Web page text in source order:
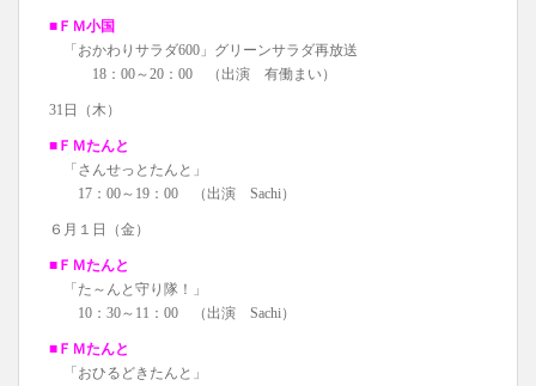
■ＦＭ小国
「おかわりサラダ600」グリーンサラダ再放送
18：00～20：00 （出演 有働まい）
31日（木）
■ＦＭたんと
「さんせっとたんと」
17：00～19：00 （出演 Sachi）
６月１日（金）
■ＦＭたんと
「た～んと守り隊！」
10：30～11：00 （出演 Sachi）
■ＦＭたんと
「おひるどきたんと」